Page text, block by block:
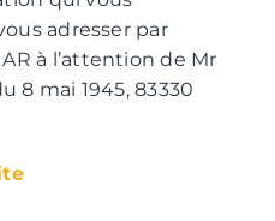
adresser par
à l’attention de Mr
8 mai 1945, 83330